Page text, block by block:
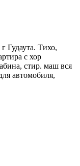
Гудаута. Тихо,
с хор
стир. маш вся
автомобиля,